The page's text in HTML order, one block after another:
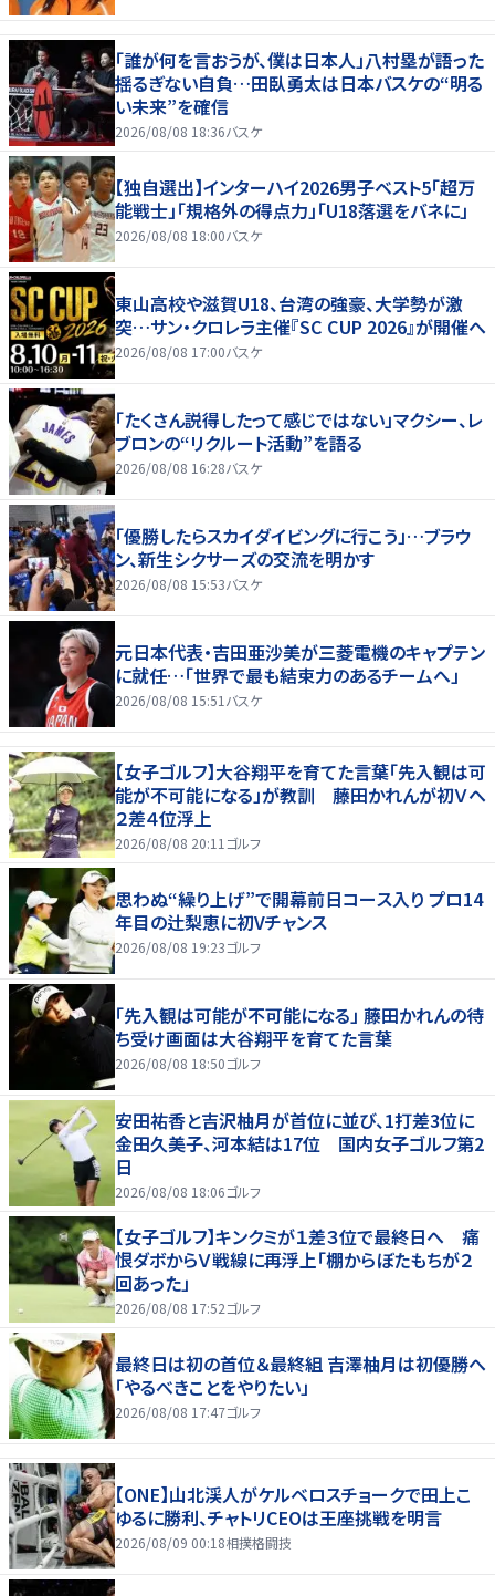
「誰が何を言おうが、僕は日本人」八村塁が語った
揺るぎない自負…田臥勇太は日本バスケの“明る
い未来”を確信
2026/08/08 18:36バスケ
【独自選出】インターハイ2026男子ベスト5「超万
能戦士」「規格外の得点力」「U18落選をバネに」
2026/08/08 18:00バスケ
東山高校や滋賀U18、台湾の強豪、大学勢が激
突…サン・クロレラ主催『SC CUP 2026』が開催へ
2026/08/08 17:00バスケ
「たくさん説得したって感じではない」マクシー、レ
ブロンの“リクルート活動”を語る
2026/08/08 16:28バスケ
「優勝したらスカイダイビングに行こう」…ブラウ
ン、新生シクサーズの交流を明かす
2026/08/08 15:53バスケ
元日本代表・吉田亜沙美が三菱電機のキャプテン
に就任…「世界で最も結束力のあるチームへ」
2026/08/08 15:51 バスケ
【女子ゴルフ】大谷翔平を育てた言葉「先入観は可
能が不可能になる」が教訓 藤田かれんが初Ｖへ
２差４位浮上
2026/08/08 20:11 ゴルフ
思わぬ“繰り上げ”で開幕前日コース入り プロ14
年目の辻梨恵に初Vチャンス
2026/08/08 19:23ゴルフ
「先入観は可能が不可能になる」 藤田かれんの待
ち受け画面は大谷翔平を育てた言葉
2026/08/08 18:50ゴルフ
安田祐香と吉沢柚月が首位に並び、1打差3位に
金田久美子、河本結は17位 国内女子ゴルフ第2
日
2026/08/08 18:06ゴルフ
【女子ゴルフ】キンクミが１差３位で最終日へ 痛
恨ダボからＶ戦線に再浮上「棚からぼたもちが２
回あった」
2026/08/08 17:52ゴルフ
最終日は初の首位＆最終組 吉澤柚月は初優勝へ
「やるべきことをやりたい」
2026/08/08 17:47ゴルフ
【ONE】山北渓人がケルベロスチョークで田上こ
ゆるに勝利、チャトリCEOは王座挑戦を明言
2026/08/09 00:18相撲格闘技